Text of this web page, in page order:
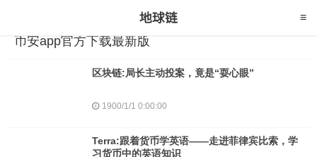
币安app官方下载最新版
区块链:局长主动投案，竟是“耍心眼”
1900/1/1 0:00:00
Terra:跟着货币学英语——走进菲律宾比索，学
习货币中的英语知识